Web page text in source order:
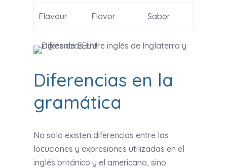
Flavour Flavor Sabor
Diferencias en la
gramática
No solo existen diferencias entre las
locuciones y expresiones utilizadas en el
inglés británico y el americano, sino